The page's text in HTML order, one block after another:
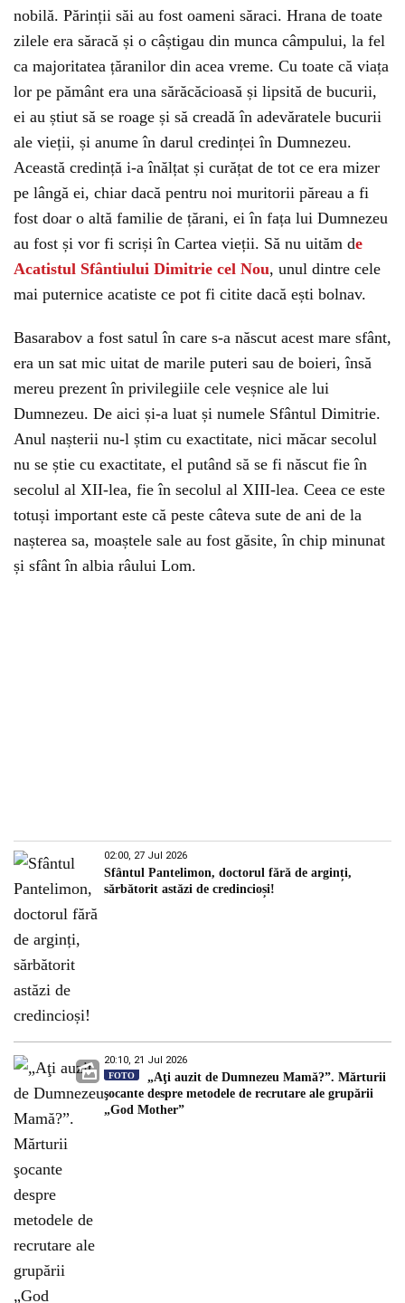
nobilă. Părinții săi au fost oameni săraci. Hrana de toate
zilele era săracă și o câștigau din munca câmpului, la fel
ca majoritatea țăranilor din acea vreme. Cu toate că viața
lor pe pământ era una sărăcăcioasă și lipsită de bucurii,
ei au știut să se roage și să creadă în adevăratele bucurii
ale vieții, și anume în darul credinței în Dumnezeu.
Această credință i-a înălțat și curățat de tot ce era mizer
pe lângă ei, chiar dacă pentru noi muritorii păreau a fi
fost doar o altă familie de țărani, ei în fața lui Dumnezeu
au fost și vor fi scriși în Cartea vieții. Să nu uităm de
Acatistul Sfântiului Dimitrie cel Nou, unul dintre cele
mai puternice acatiste ce pot fi citite dacă ești bolnav.
Basarabov a fost satul în care s-a născut acest mare sfânt,
era un sat mic uitat de marile puteri sau de boieri, însă
mereu prezent în privilegiile cele veșnice ale lui
Dumnezeu. De aici și-a luat și numele Sfântul Dimitrie.
Anul nașterii nu-l știm cu exactitate, nici măcar secolul
nu se știe cu exactitate, el putând să se fi născut fie în
secolul al XII-lea, fie în secolul al XIII-lea. Ceea ce este
totuși important este că peste câteva sute de ani de la
nașterea sa, moaștele sale au fost găsite, în chip minunat
și sfânt în albia râului Lom.
02:00, 27 Jul 2026
Sfântul Pantelimon, doctorul fără de arginți,
sărbătorit astăzi de credincioși!
20:10, 21 Jul 2026
FOTO
„Aţi auzit de Dumnezeu Mamă?”. Mărturii
şocante despre metodele de recrutare ale grupării
„God Mother”